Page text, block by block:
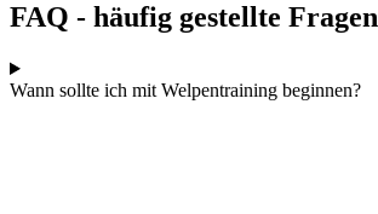
FAQ - häufig gestellte Fragen
Wann sollte ich mit Welpentraining beginnen?